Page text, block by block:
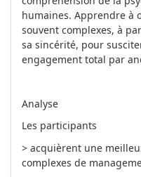
humaines. Apprendre à
souvent complexes, à
sa sincérité, pour
engagement total par
Analyse
Les participants
> acquièrent une
complexes de